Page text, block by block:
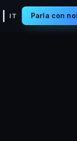
IT Parla con